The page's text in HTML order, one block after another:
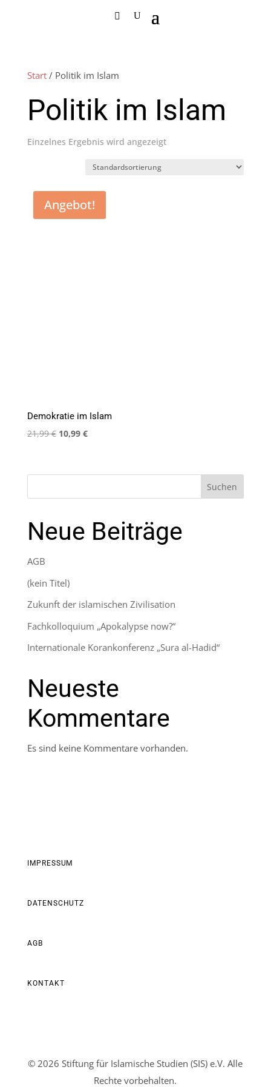
Start/ Politik im Islam
Politik im Islam
Einzelnes Ergebnis wird angezeigt
Angebot!
Demokratie im Islam
21,99€ Ursprünglicher
21,99 €
10,99 €Aktueller
10,99 €.
Suchen
Neue Beiträge
AGB
(kein Titel)
Zukunft der islamischen Zivilisation
Fachkolloquium „Apokalypse now?“
Internationale Korankonferenz „Sura al-Hadid“
Neueste
Kommentare
Es sind keine Kommentare vorhanden.
IMPRESSUM
DATENSCHUTZ
AGB
KONTAKT
© 2026 Stiftung für Islamische Studien (SIS) e.V. Alle
Rechte vorbehalten.